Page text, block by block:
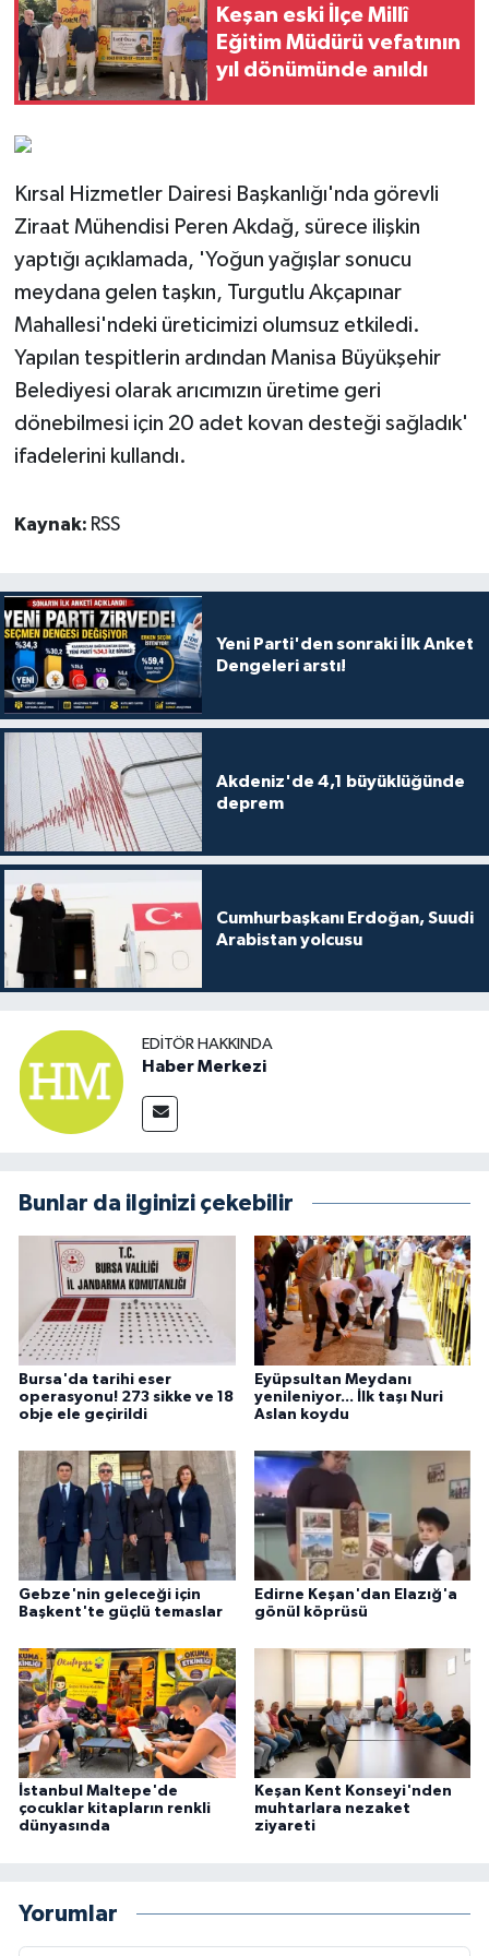
Keşan eski İlçe Millî
Eğitim Müdürü vefatının
yıl dönümünde anıldı
Kırsal Hizmetler Dairesi Başkanlığı'nda görevli
Ziraat Mühendisi Peren Akdağ, sürece ilişkin
yaptığı açıklamada, 'Yoğun yağışlar sonucu
meydana gelen taşkın, Turgutlu Akçapınar
Mahallesi'ndeki üreticimizi olumsuz etkiledi.
Yapılan tespitlerin ardından Manisa Büyükşehir
Belediyesi olarak arıcımızın üretime geri
dönebilmesi için 20 adet kovan desteği sağladık'
ifadelerini kullandı.
Kaynak: RSS
Yeni Parti'den sonraki İlk Anket
Dengeleri arstı!
Akdeniz'de 4,1 büyüklüğünde
deprem
Cumhurbaşkanı Erdoğan, Suudi
Arabistan yolcusu
EDITÖR HAKKINDA
Haber Merkezi
Bunlar da ilginizi çekebilir
Bursa'da tarihi eser
operasyonu! 273 sikke ve 18
obje ele geçirildi
Eyüpsultan Meydanı
yenileniyor... İlk taşı Nuri
Aslan koydu
Gebze'nin geleceği için
Başkent'te güçlü temaslar
Edirne Keşan'dan Elazığ'a
gönül köprüsü
İstanbul Maltepe'de
çocuklar kitapların renkli
dünyasında
Keşan Kent Konseyi'nden
muhtarlara nezaket
ziyareti
Yorumlar